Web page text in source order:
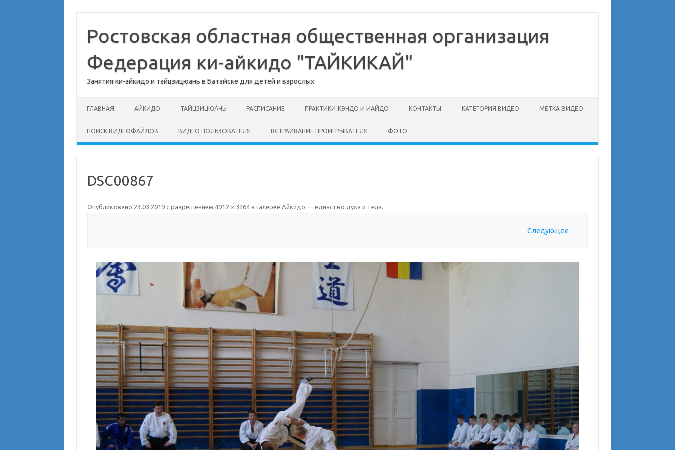
содержимому
Ростовская областная общественная организация
Федерация ки-айкидо "ТАЙКИКАЙ"
Занятия ки-айкидо и тайцзицюань в Батайске для детей и взрослых
ГЛАВНАЯ АЙКИДО ТАЙЦЗИЦЮА́НЬ РАСПИСАНИЕ ПРАКТИКИ КЭНДО И ИАЙДО КОНТАКТЫ КАТЕГОРИЯ ВИДЕО МЕТКА ВИДЕО
ПОИСК ВИДЕОФАЙЛОВ ВИДЕО ПОЛЬЗОВАТЕЛЯ ВСТРАИВАНИЕ ПРОИГРЫВАТЕЛЯ ФОТО
DSC00867
Опубликовано 23.03.2019с разрешением 4912 × 3264в галерее Айкидо — единство духа и тела.
Следующее →